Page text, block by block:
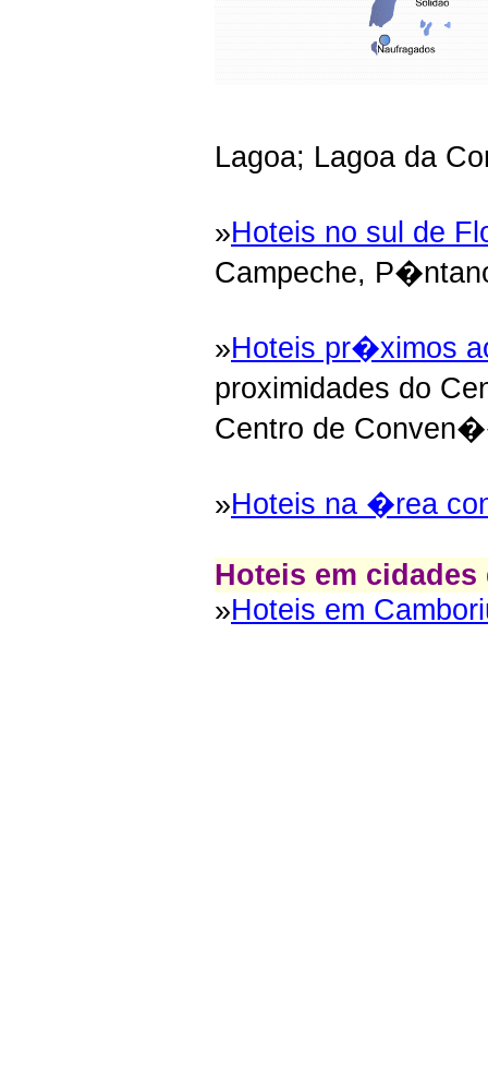
Lagoa; Lagoa da
»Hoteis no sul de
Campeche,
»Hoteis pr�ximos
proximidades do
Centro de
»Hoteis na �rea
Hoteis em cidades
»Hoteis em